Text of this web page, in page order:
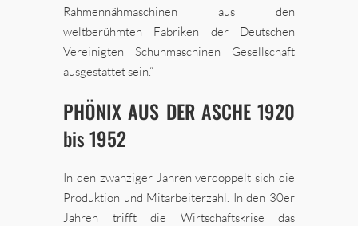
Rahmennähmaschinen aus den
weltberühmten Fabriken der Deutschen
Vereinigten Schuhmaschinen Gesellschaft
ausgestattet sein.“
PHÖNIX AUS DER ASCHE 1920
bis 1952
In den zwanziger Jahren verdoppelt sich die
Produktion und Mitarbeiterzahl. In den 30er
Jahren trifft die Wirtschaftskrise das